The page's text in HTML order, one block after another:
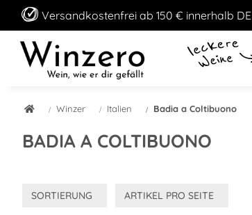
Versandkostenfrei ab 150 € innerhalb DE
Winzer Italien Badia a Coltibuono
BADIA A COLTIBUONO
SORTIERUNG ARTIKEL PRO SEITE